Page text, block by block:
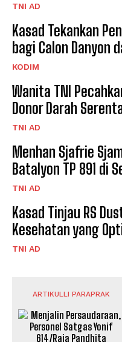
TNI AD
Kasad Tekankan
bagi Calon Danyon
KODIM
Wanita TNI
Donor Darah
TNI AD
Menhan Sjafrie
Batalyon TP 891 di
TNI AD
Kasad Tinjau RS
Kesehatan yang
TNI AD
ARTIKULLI PARAPRAK